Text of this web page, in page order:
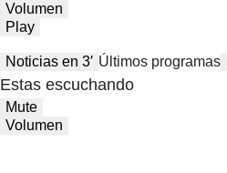
Volumen
Play
Noticias en 3′ Últimos programas
Estas escuchando
Mute
Volumen